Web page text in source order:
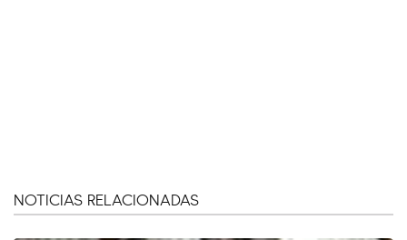
NOTICIAS RELACIONADAS